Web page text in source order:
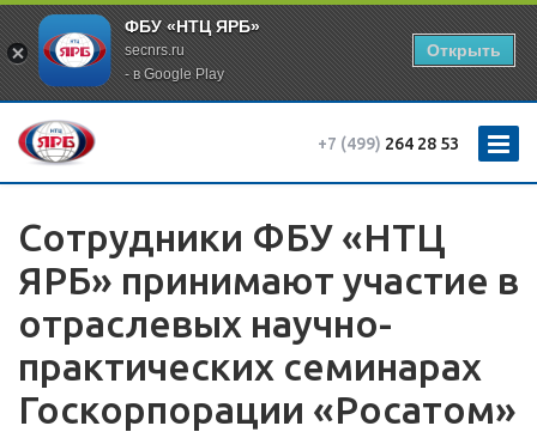
ФБУ «НТЦ ЯРБ»
secnrs.ru
- в Google Play
Открыть
+7 (499) 264 28 53
Сотрудники ФБУ «НТЦ
ЯРБ» принимают участие в
отраслевых научно-
практических семинарах
Госкорпорации «Росатом»